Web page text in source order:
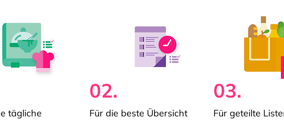
tägliche
02.
Für die beste Übersicht
03.
Für geteilte